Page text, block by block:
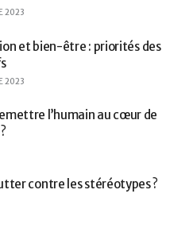
2023
et bien-être : priorités des
2023
l’humain au cœur de
contre les stéréotypes ?